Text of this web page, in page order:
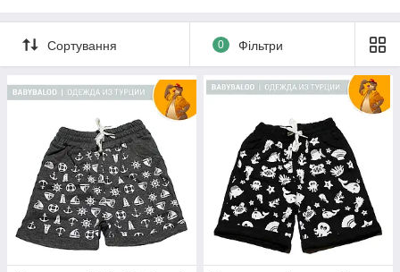
Сортування 0 Фільтри